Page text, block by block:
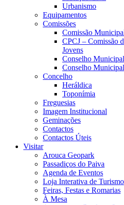
Urbanismo
Equipamentos
Comissões
Comissão
CPCJ – Comissão
Jovens
Conselho
Conselho
Concelho
Heráldica
Toponímia
Freguesias
Imagem Institucional
Geminações
Contactos
Contactos Úteis
Visitar
Arouca Geopark
Passadiços do Paiva
Agenda de Eventos
Loja Interativa de Turismo
Feiras, Festas e Romarias
À Mesa